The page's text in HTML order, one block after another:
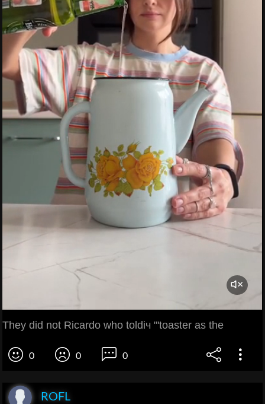
They did not Ricardo who toldіч "'toaster as the
0 0 0
ROFL